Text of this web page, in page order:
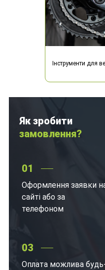
Інструменти для
Як зробити
замовлення?
01
Оформлення заявки
сайті або за
телефоном
03
Оплата можлива